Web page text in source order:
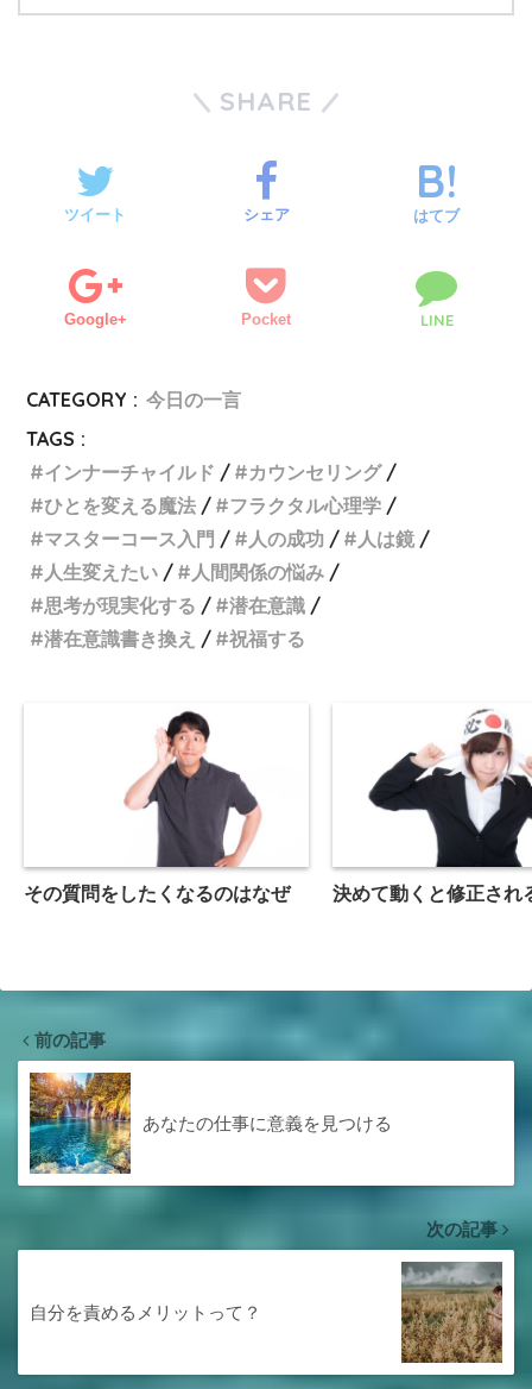
SHARE
ツイート シェア はてブ
Google+ Pocket LINE
CATEGORY : 今日の一言
TAGS :
インナーチャイルド
カウンセリング
ひとを変える魔法
フラクタル心理学
マスターコース入門
人の成功
人は鏡
人生変えたい
人間関係の悩み
思考が現実化する
潜在意識
潜在意識書き換え
祝福する
その質問をしたくなるのはなぜ 決めて動くと修正され
前の記事
あなたの仕事に意義を見つける
次の記事
自分を責めるメリットって？